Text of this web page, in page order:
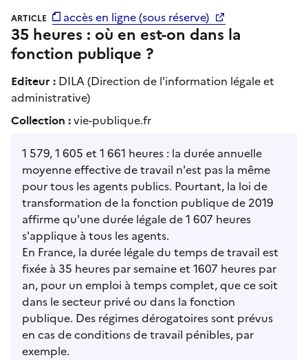
accès en ligne (sous réserve)
ARTICLE
35 heures : où en est-on dans la
fonction publique ?
Editeur : DILA (Direction de l'information légale et
administrative)
Collection :vie-publique.fr
1 579, 1 605 et 1 661 heures : la durée annuelle
moyenne effective de travail n'est pas la même
pour tous les agents publics. Pourtant, la loi de
transformation de la fonction publique de 2019
affirme qu'une durée légale de 1 607 heures
s'applique à tous les agents.
En France, la durée légale du temps de travail est
fixée à 35 heures par semaine et 1607 heures par
an, pour un emploi à temps complet, que ce soit
dans le secteur privé ou dans la fonction
publique. Des régimes dérogatoires sont prévus
en cas de conditions de travail pénibles, par
exemple.